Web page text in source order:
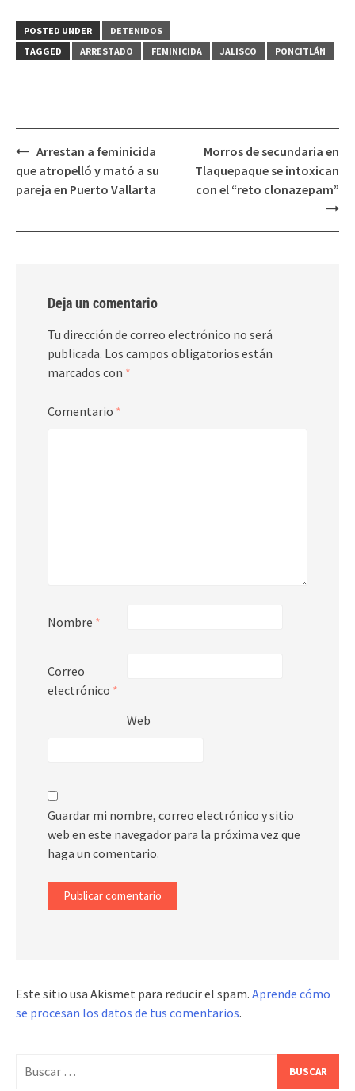
(Se
abre
en
una
(Se
abre
en
una
POSTED UNDER
DETENIDOS
TAGGED
ARRESTADO FEMINICIDA JALISCO PONCITLÁN
Post
navigation
Arrestan a feminicida
que atropelló y mató a su
pareja en Puerto Vallarta
Morros de secundaria en
Tlaquepaque se intoxican
con el “reto clonazepam”
Deja un comentario
Tu dirección de correo electrónico no será
publicada. Los campos obligatorios están
marcados con *
Comentario *
Nombre *
Correo
electrónico *
Web
Guardar mi nombre, correo electrónico y sitio
web en este navegador para la próxima vez que
haga un comentario.
Este sitio usa Akismet para reducir el spam. Aprende cómo
se procesan los datos de tus comentarios.